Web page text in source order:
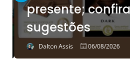
presente; confira
sugestões
Dalton Assis 06/08/2026